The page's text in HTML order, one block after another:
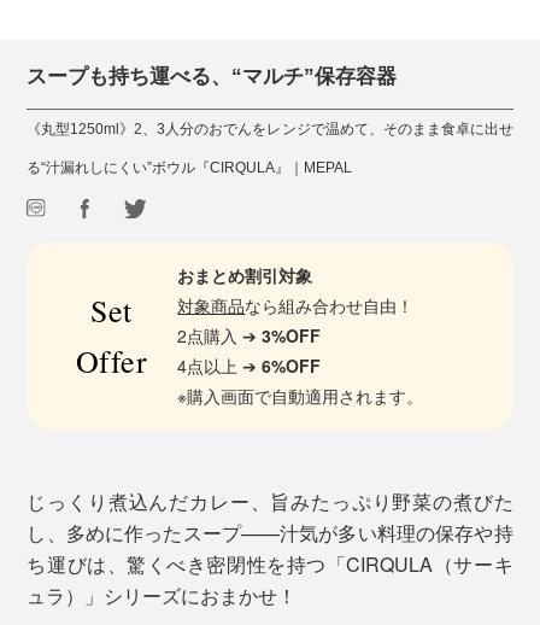
スープも持ち運べる、“マルチ”保存容器
《丸型1250ml》2、3人分のおでんをレンジで温めて、そのまま食卓に出せ
る“汁漏れしにくい”ボウル『CIRQULA』｜MEPAL
Set
Offer
おまとめ割引対象
対象商品なら組み合わせ自由！
2点購入 ➔3%OFF
4点以上 ➔6%OFF
※購入画面で自動適用されます。
じっくり煮込んだカレー、旨みたっぷり野菜の煮びた
し、多めに作ったスープ——汁気が多い料理の保存や持
ち運びは、驚くべき密閉性を持つ「CIRQULA（サーキ
ュラ）」シリーズにおまかせ！